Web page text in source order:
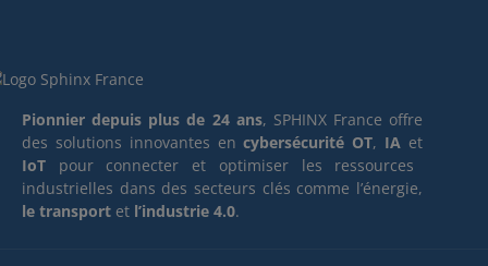
Pionnier depuis plus de 24 ans, SPHINX France offre
des solutions innovantes encybersécurité OT, IA et
IoT pour connecter et optimiser les ressources
industrielles dans des secteurs clés comme l’énergie,
le transport et l’industrie 4.0.